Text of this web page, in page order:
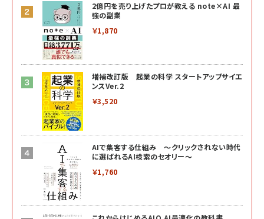
2億円を売り上げたプロが教える note×AI 最
強の副業
￥1,870
増補改訂版 起業の科学 スタートアップサイエ
ンスVer.2
￥3,520
AIで集客する仕組み ～クリックされない時代
に選ばれるAI検索のセオリー～
￥1,760